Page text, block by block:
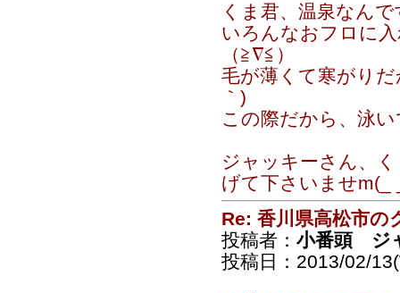
くま君、温泉なん
いろんなおフロに
（≧∇≦）
毛が薄くて寒がり
｀)
この際だから、泳
ジャッキーさん、
げて下さいませm(_
Re: 香川県高松市の
投稿者： 小番頭 ジ
投稿日：2013/02/